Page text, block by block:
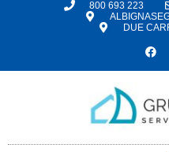
800 693 223
DUE